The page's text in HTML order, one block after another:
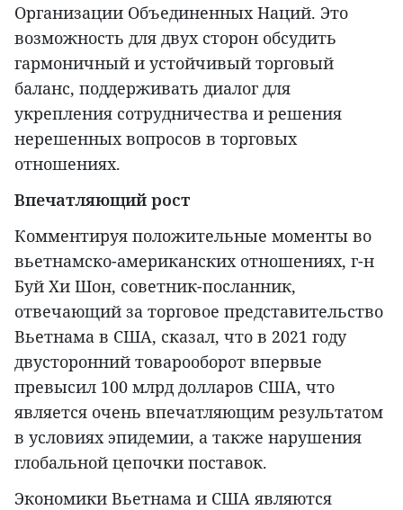
Организации Объединенных Наций. Это
возможность для двух сторон обсудить
гармоничный и устойчивый торговый
баланс, поддерживать диалог для
укрепления сотрудничества и решения
нерешенных вопросов в торговых
отношениях.
Впечатляющий рост
Комментируя положительные моменты во
вьетнамско-американских отношениях, г-н
Буй Хи Шон, советник-посланник,
отвечающий за торговое представительство
Вьетнама в США, сказал, что в 2021 году
двусторонний товарооборот впервые
превысил 100 млрд долларов США, что
является очень впечатляющим результатом
в условиях эпидемии, а также нарушения
глобальной цепочки поставок.
Экономики Вьетнама и США являются